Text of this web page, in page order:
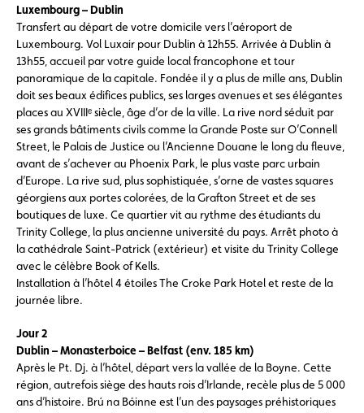
Luxembourg – Dublin
Transfert au départ de votre domicile vers l’aéroport de
Luxembourg. Vol Luxair pour Dublin à 12h55. Arrivée à Dublin à
13h55, accueil par votre guide local francophone et tour
panoramique de la capitale. Fondée il y a plus de mille ans, Dublin
doit ses beaux édifices publics, ses larges avenues et ses élégantes
places au XVIIIᵉ siècle, âge d’or de la ville. La rive nord séduit par
ses grands bâtiments civils comme la Grande Poste sur O’Connell
Street, le Palais de Justice ou l’Ancienne Douane le long du fleuve,
avant de s’achever au Phoenix Park, le plus vaste parc urbain
d’Europe. La rive sud, plus sophistiquée, s’orne de vastes squares
géorgiens aux portes colorées, de la Grafton Street et de ses
boutiques de luxe. Ce quartier vit au rythme des étudiants du
Trinity College, la plus ancienne université du pays. Arrêt photo à
la cathédrale Saint-Patrick (extérieur) et visite du Trinity College
avec le célèbre Book of Kells.
Installation à l’hôtel 4 étoiles The Croke Park Hotel et reste de la
journée libre.
Jour 2
Dublin – Monasterboice – Belfast (env. 185 km)
Après le Pt. Dj. à l’hôtel, départ vers la vallée de la Boyne. Cette
région, autrefois siège des hauts rois d’Irlande, recèle plus de 5 000
ans d’histoire. Brú na Bóinne est l’un des paysages préhistoriques